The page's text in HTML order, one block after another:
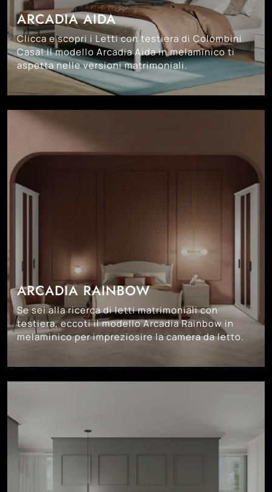
ARCADIA AIDA
Clicca e scopri i Letti con testiera di Colombini
Casa! Il modello Arcadia Aida in melaminico ti
aspetta nelle versioni matrimoniali.
ARCADIA RAINBOW
Se sei alla ricerca di letti matrimoniali con
testiera, eccoti il modello Arcadia Rainbow in
melaminico per impreziosire la camera da letto.